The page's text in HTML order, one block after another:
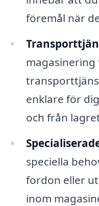
föremål när
enklare för
och från
speciella
fordon eller
inom